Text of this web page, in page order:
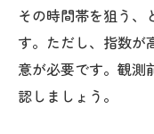
星空 今日
GPVを活
グ
星空指数
その時間帯を狙う、
す。ただし、指数が
意が必要です。観測
認しましょう。